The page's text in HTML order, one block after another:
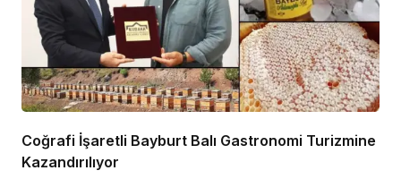
Coğrafi İşaretli Bayburt Balı Gastronomi Turizmine
Kazandırılıyor